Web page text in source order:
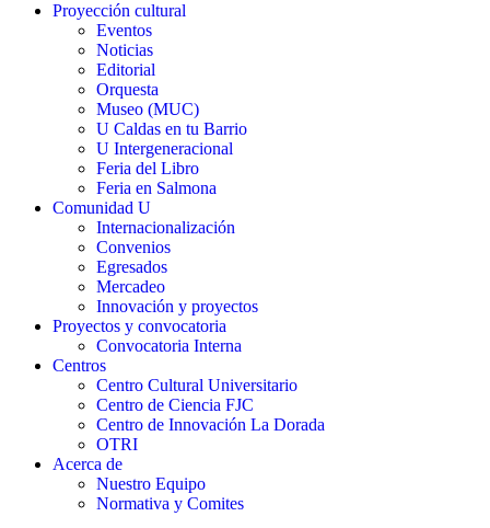
Proyección cultural
Eventos
Noticias
Editorial
Orquesta
Museo (MUC)
U Caldas en tu Barrio
U Intergeneracional
Feria del Libro
Feria en Salmona
Comunidad U
Internacionalización
Convenios
Egresados
Mercadeo
Innovación y proyectos
Proyectos y convocatoria
Convocatoria Interna
Centros
Centro Cultural Universitario
Centro de Ciencia FJC
Centro de Innovación La Dorada
OTRI
Acerca de
Nuestro Equipo
Normativa y Comites